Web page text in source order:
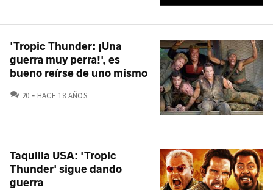
'Tropic Thunder: ¡Una
guerra muy perra!', es
bueno reírse de uno mismo
20 COMENTARIOS
HACE 18 AÑOS
Taquilla USA: 'Tropic
Thunder' sigue dando
guerra